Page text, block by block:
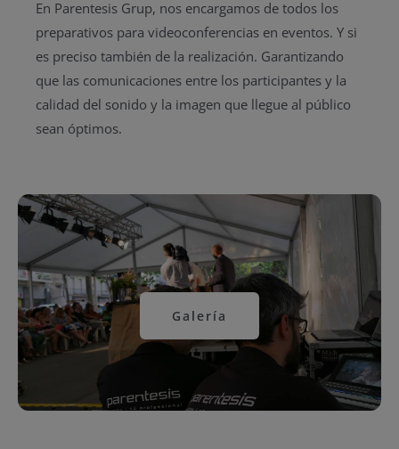
En Parentesis Grup, nos encargamos de todos los
preparativos para videoconferencias en eventos. Y si
es preciso también de la realización. Garantizando
que las comunicaciones entre los participantes y la
calidad del sonido y la imagen que llegue al público
sean óptimos.
Galería